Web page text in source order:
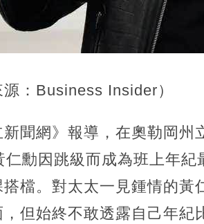
源：Business Insider）
聞網》報導，在奧勒岡
仁勳因跳級而成為班上年
搭檔。對太太一見鍾情的黃
但始終不敢透露自己年紀